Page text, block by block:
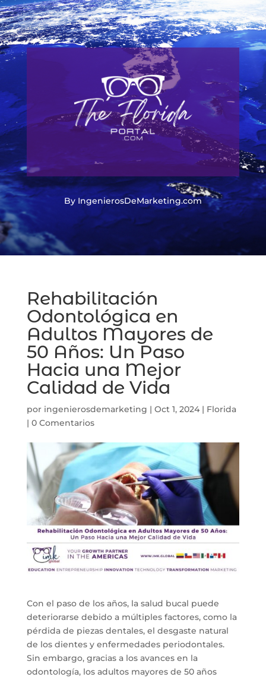
By IngenierosDeMarketing.com
Rehabilitación
Odontológica en
Adultos Mayores de
50 Años: Un Paso
Hacia una Mejor
Calidad de Vida
por ingenierosdemarketing | Oct 1, 2024| Florida
| 0 Comentarios
Con el paso de los años, la salud bucal puede
deteriorarse debido a múltiples factores, como la
pérdida de piezas dentales, el desgaste natural
de los dientes y enfermedades periodontales.
Sin embargo, gracias a los avances en la
odontología, los adultos mayores de 50 años